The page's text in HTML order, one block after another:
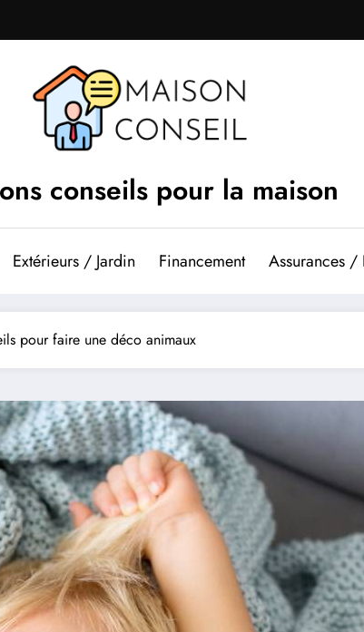
conseils pour la maison
Extérieurs / Jardin Financement Assurances
pour faire une déco animaux